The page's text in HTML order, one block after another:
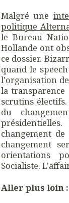
Malgré une
politique
le Bureau
Hollande ont
ce dossier.
quand le
l'organisation
la
scrutins
du
changement
changement
orientations
Socialiste.
Aller plus loin :